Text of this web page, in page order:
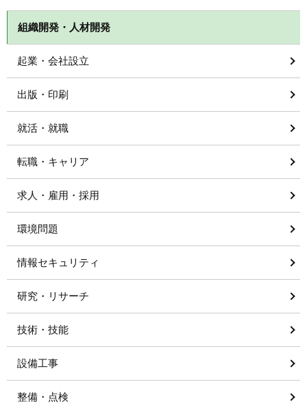
組織開発・人材開発
起業・会社設立
出版・印刷
就活・就職
転職・キャリア
求人・雇用・採用
環境問題
情報セキュリティ
研究・リサーチ
技術・技能
設備工事
整備・点検